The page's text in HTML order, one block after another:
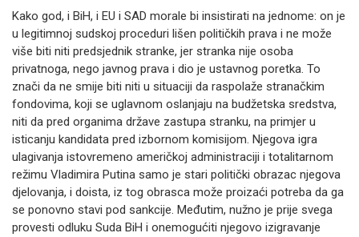
Kako god, i BiH, i EU i SAD morale bi insistirati na jednome: on je
u legitimnoj sudskoj proceduri lišen političkih prava i ne može
više biti niti predsjednik stranke, jer stranka nije osoba
privatnoga, nego javnog prava i dio je ustavnog poretka. To
znači da ne smije biti niti u situaciji da raspolaže stranačkim
fondovima, koji se uglavnom oslanjaju na budžetska sredstva,
niti da pred organima države zastupa stranku, na primjer u
isticanju kandidata pred izbornom komisijom. Njegova igra
ulagivanja istovremeno američkoj administraciji i totalitarnom
režimu Vladimira Putina samo je stari politički obrazac njegova
djelovanja, i doista, iz tog obrasca može proizaći potreba da ga
se ponovno stavi pod sankcije. Međutim, nužno je prije svega
provesti odluku Suda BiH i onemogućiti njegovo izigravanje